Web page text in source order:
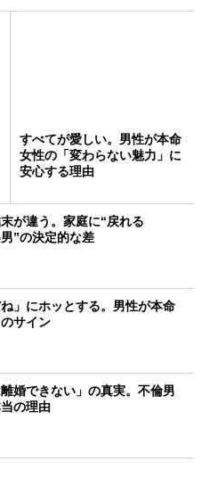
すべてが愛しい。男性が本命
女性の「変わらない魅力」に
安心する理由
が違う。家庭に“戻れる
”の決定的な差
ね」にホッとする。男性が本命
サイン
離婚できない」の真実。不倫男
の理由